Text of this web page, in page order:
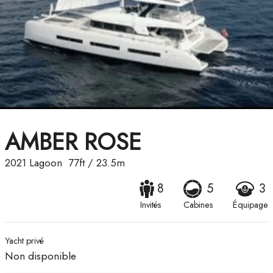
AMBER ROSE
2021 Lagoon 77ft/ 23.5m
8
Invités
5
Cabines
3
Équipage
Yacht privé
Non disponible